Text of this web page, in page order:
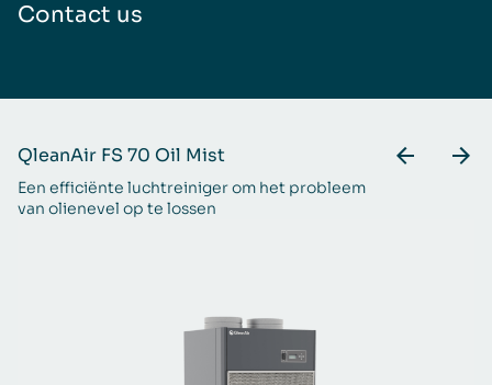
Contact us
QleanAir FS 70 Oil Mist
Een efficiënte luchtreiniger om het probleem
van olienevel op te lossen